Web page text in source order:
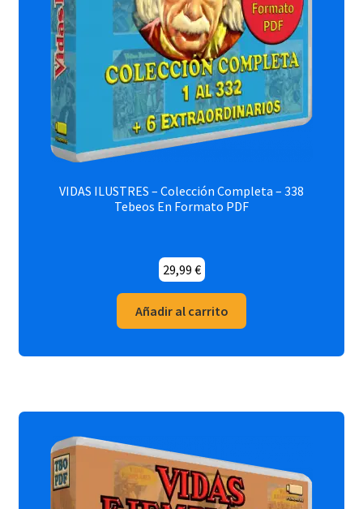
VIDAS ILUSTRES – Colección Completa – 338
Tebeos En Formato PDF
29,99 €
Añadir al carrito